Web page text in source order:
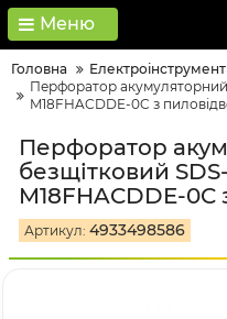
Меню
Головна Електроінструмент
Перфоратор акумуляторний
M18FHACDDE-0C з
Перфоратор
безщітковий
M18FHACDDE-
Артикул: 4933498586